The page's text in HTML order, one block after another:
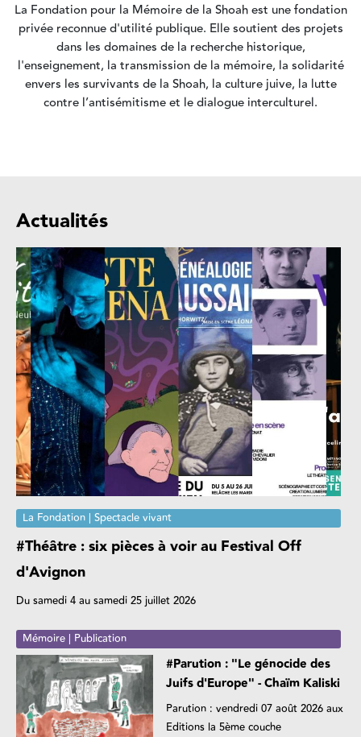
La Fondation pour la Mémoire de la Shoah est une fondation
privée reconnue d'utilité publique. Elle soutient des projets
dans les domaines de la recherche historique,
l'enseignement, la transmission de la mémoire, la solidarité
envers les survivants de la Shoah, la culture juive, la lutte
contre l’antisémitisme et le dialogue interculturel.
Actualités
La Fondation | Spectacle vivant
#Théâtre : six pièces à voir au Festival Off
d'Avignon
Du samedi 4 au samedi 25 juillet 2026
Mémoire | Publication
#Parution : "Le génocide des
Juifs d'Europe" - Chaïm Kaliski
Parution : vendredi 07 août 2026 aux
Editions la 5ème couche